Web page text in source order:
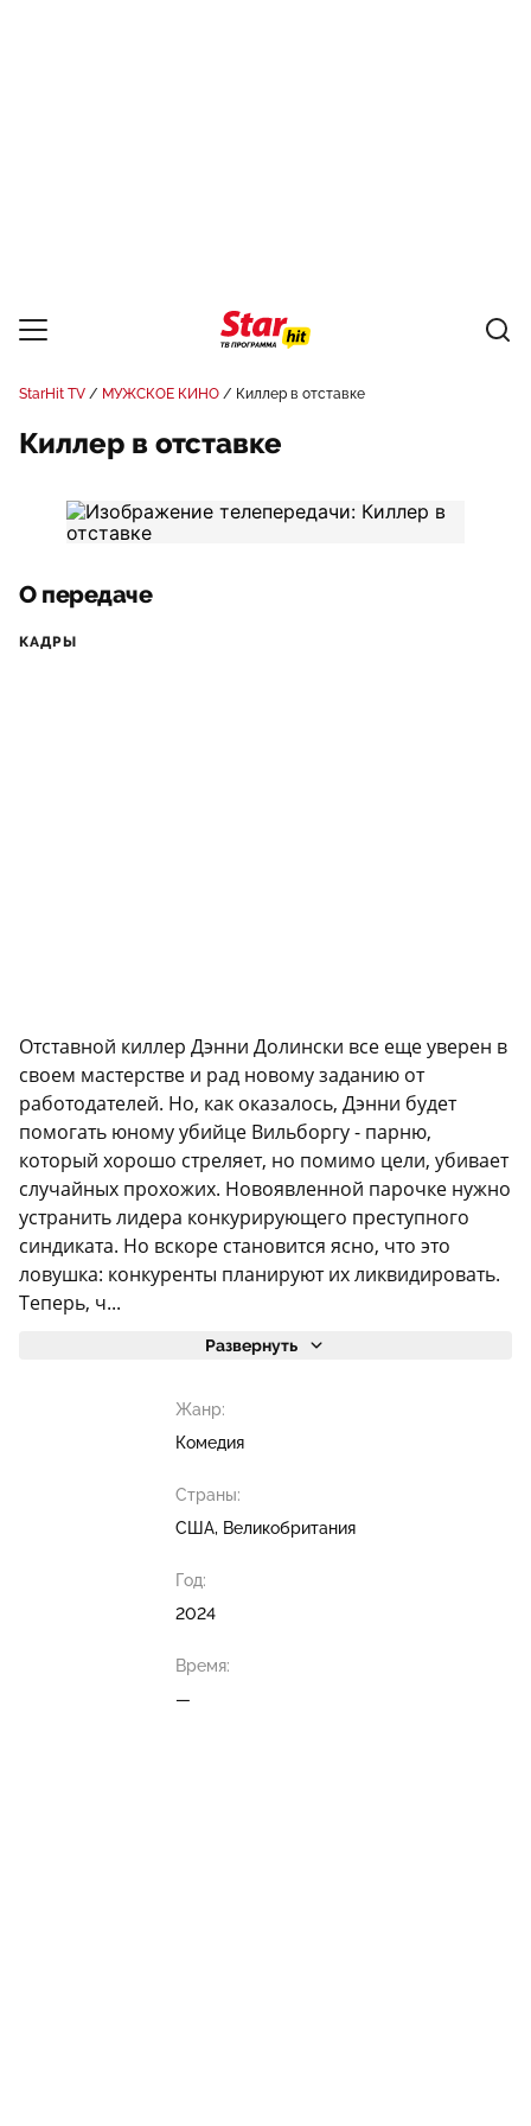
StarHit TV МУЖСКОЕ КИНО Киллер в отставке
Киллер в отставке
О передаче
КАДРЫ
Отставной киллер Дэнни Долински все еще уверен в
своем мастерстве и рад новому заданию от
работодателей. Но, как оказалось, Дэнни будет
помогать юному убийце Вильборгу - парню,
который хорошо стреляет, но помимо цели, убивает
случайных прохожих. Новоявленной парочке нужно
устранить лидера конкурирующего преступного
синдиката. Но вскоре становится ясно, что это
ловушка: конкуренты планируют их ликвидировать.
Теперь, ч...
Развернуть
Жанр:
Комедия
Страны:
США, Великобритания
Год:
2024
Время:
—